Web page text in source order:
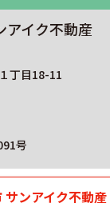
アイク不動産
丁目18-11
号
サンアイク不動産